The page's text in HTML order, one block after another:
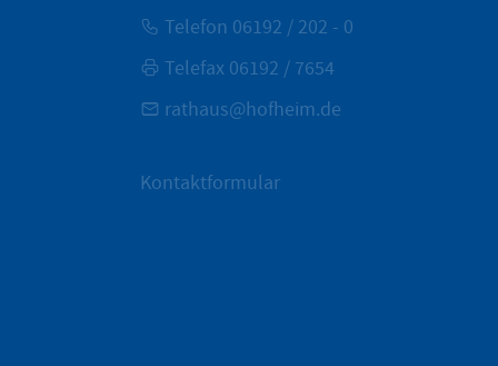
Telefon 06192 / 202 - 0
Telefax 06192 / 7654
rathaus@hofheim.de
Kontaktformular